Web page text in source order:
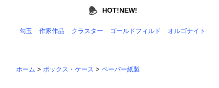
HOT!NEW!
勾玉 作家作品 クラスター ゴールドフィルド オルゴナイト
ホーム >ボックス・ケース >ペーパー紙製